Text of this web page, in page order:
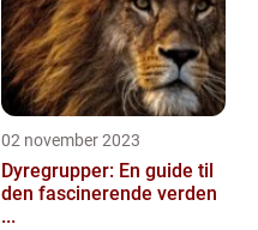
02 november 2023
Dyregrupper: En guide til
den fascinerende verden
...